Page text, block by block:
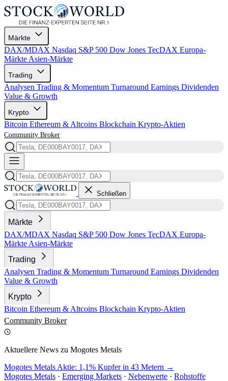
Märkte
DAX/MDAX Nasdaq S&P 500 Dow Jones TecDAX Europa-
Märkte Asien-Märkte
Trading
Analysen Trading & Momentum Turnaround Earnings Dividenden
Value & Growth
Krypto
Bitcoin Ethereum & Altcoins Blockchain Krypto-Aktien
Community Broker
Schließen
Märkte
DAX/MDAX Nasdaq S&P 500 Dow Jones TecDAX Europa-
Märkte Asien-Märkte
Trading
Analysen Trading & Momentum Turnaround Earnings Dividenden
Value & Growth
Krypto
Bitcoin Ethereum & Altcoins Blockchain Krypto-Aktien
Community Broker
Aktuellere News zu Mogotes Metals
Mogotes Metals Aktie: 1,1% Kupfer in 43 Metern →
Mogotes Metals · Emerging Markets · Nebenwerte · Rohstoffe